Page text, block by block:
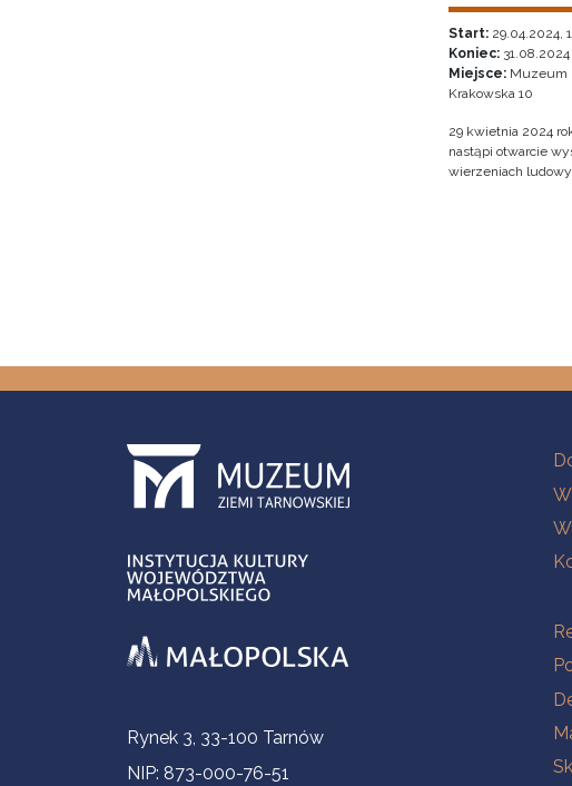
Start: 29.04.2024,
Koniec: 31.08.2024
Miejsce: Muzeum
Krakowska 10
29 kwietnia 2024
nastąpi otwarcie
wierzeniach
Informacje kontaktowe
Rynek 3, 33-100 Tarnów
NIP: 873-000-76-51